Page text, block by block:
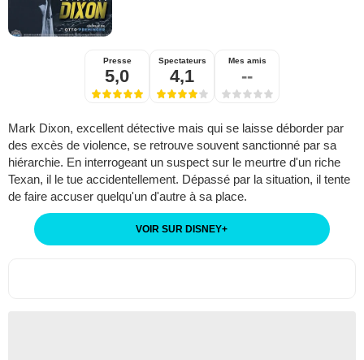
Presse
5,0
Spectateurs
4,1
Mes amis
--
Mark Dixon, excellent détective mais qui se laisse déborder par
des excès de violence, se retrouve souvent sanctionné par sa
hiérarchie. En interrogeant un suspect sur le meurtre d'un riche
Texan, il le tue accidentellement. Dépassé par la situation, il tente
de faire accuser quelqu'un d'autre à sa place.
VOIR SUR DISNEY+